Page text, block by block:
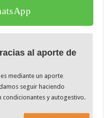
al aporte de
mediante un aporte
seguir haciendo
y autogestivo.